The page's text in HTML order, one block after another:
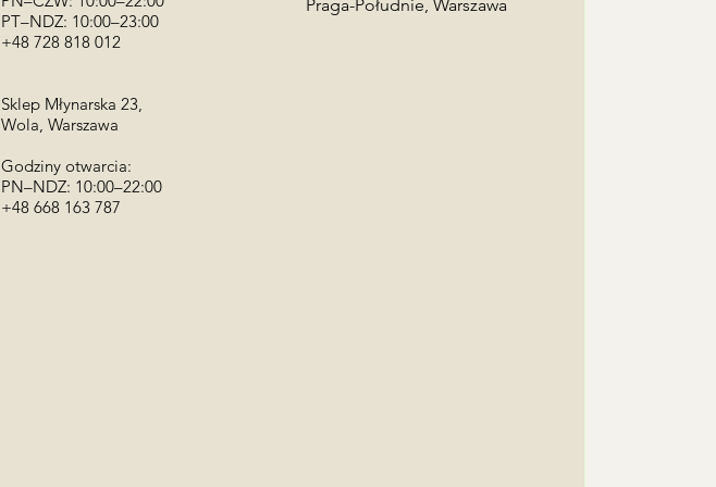
my skontaktujemy się z odbiorcą!
PT–NDZ: 10:00–23:00
+48 728 818 012
Sklep Młynarska 23,
Wola, Warszawa
Godziny otwarcia:
PN–NDZ: 10:00–22:00
​+48 668 163 787
Praga-Południe, Warszawa